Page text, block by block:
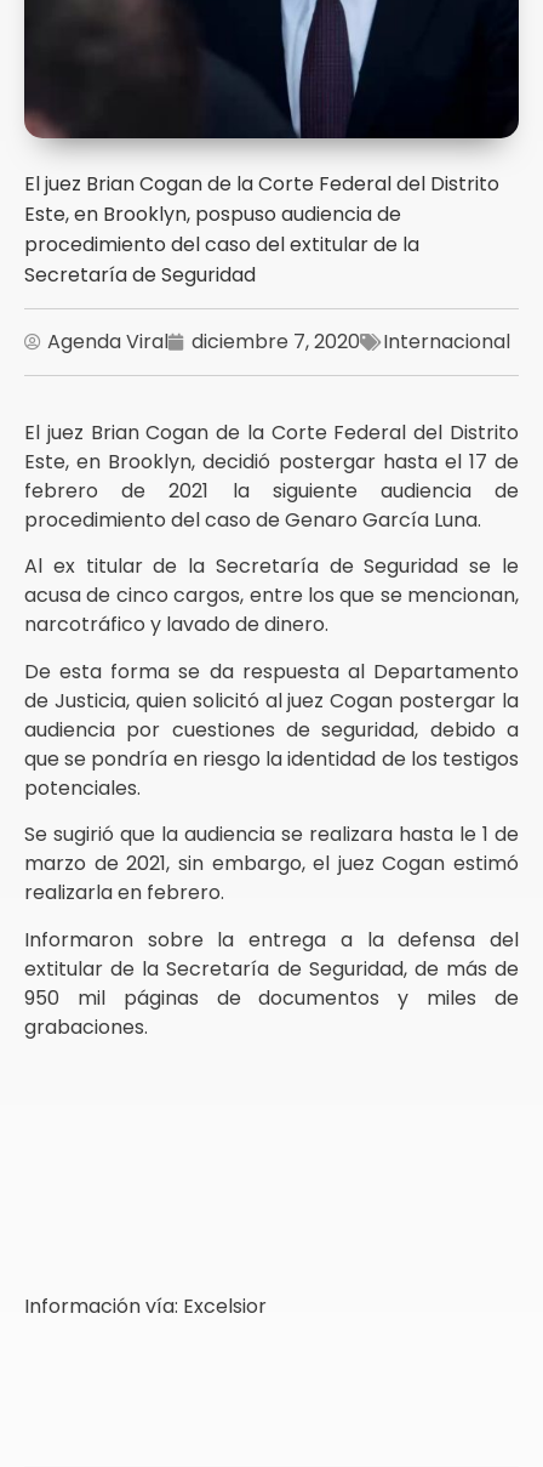
El juez Brian Cogan de la Corte Federal del Distrito
Este, en Brooklyn, pospuso audiencia de
procedimiento del caso del extitular de la
Secretaría de Seguridad
Agenda Viral diciembre 7, 2020 Internacional
El juez Brian Cogan de la Corte Federal del Distrito
Este, en Brooklyn, decidió postergar hasta el 17 de
febrero de 2021 la siguiente audiencia de
procedimiento del caso de Genaro García Luna.
Al ex titular de la Secretaría de Seguridad se le
acusa de cinco cargos, entre los que se mencionan,
narcotráfico y lavado de dinero.
De esta forma se da respuesta al Departamento
de Justicia, quien solicitó al juez Cogan postergar la
audiencia por cuestiones de seguridad, debido a
que se pondría en riesgo la identidad de los testigos
potenciales.
Se sugirió que la audiencia se realizara hasta le 1 de
marzo de 2021, sin embargo, el juez Cogan estimó
realizarla en febrero.
Informaron sobre la entrega a la defensa del
extitular de la Secretaría de Seguridad, de más de
950 mil páginas de documentos y miles de
grabaciones.
Información vía: Excelsior